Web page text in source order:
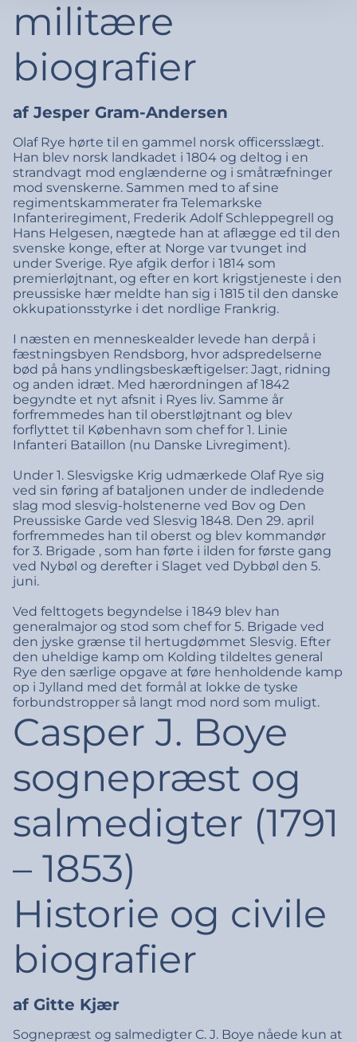
militære
biografier
af Jesper Gram-Andersen
Olaf Rye hørte til en gammel norsk officersslægt.
Han blev norsk landkadet i 1804 og deltog i en
strandvagt mod englænderne og i småtræfninger
mod svenskerne. Sammen med to af sine
regimentskammerater fra Telemarkske
Infanteriregiment, Frederik Adolf Schleppegrell og
Hans Helgesen, nægtede han at aflægge ed til den
svenske konge, efter at Norge var tvunget ind
under Sverige. Rye afgik derfor i 1814 som
premierløjtnant, og efter en kort krigstjeneste i den
preussiske hær meldte han sig i 1815 til den danske
okkupationsstyrke i det nordlige Frankrig.
I næsten en menneskealder levede han derpå i
fæstningsbyen Rendsborg, hvor adspredelserne
bød på hans yndlingsbeskæftigelser: Jagt, ridning
og anden idræt. Med hærordningen af 1842
begyndte et nyt afsnit i Ryes liv. Samme år
forfremmedes han til oberstløjtnant og blev
forflyttet til København som chef for 1. Linie
Infanteri Bataillon (nu Danske Livregiment).
Under 1. Slesvigske Krig udmærkede Olaf Rye sig
ved sin føring af bataljonen under de indledende
slag mod slesvig-holstenerne ved Bov og Den
Preussiske Garde ved Slesvig 1848. Den 29. april
forfremmedes han til oberst og blev kommandør
for 3. Brigade , som han førte i ilden for første gang
ved Nybøl og derefter i Slaget ved Dybbøl den 5.
juni.
Ved felttogets begyndelse i 1849 blev han
generalmajor og stod som chef for 5. Brigade ved
den jyske grænse til hertugdømmet Slesvig. Efter
den uheldige kamp om Kolding tildeltes general
Rye den særlige opgave at føre henholdende kamp
op i Jylland med det formål at lokke de tyske
forbundstropper så langt mod nord som muligt.
Casper J. Boye
sognepræst og
salmedigter (1791
– 1853)
Historie og civile
biografier
af Gitte Kjær
Sognepræst og salmedigter C. J. Boye nåede kun at